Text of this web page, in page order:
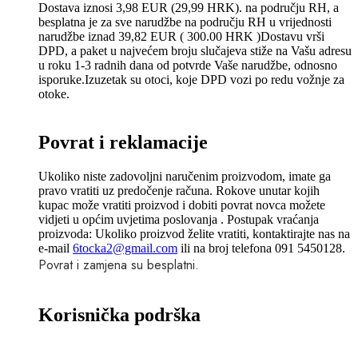
Dostava iznosi 3,98 EUR (29,99 HRK). na području RH, a
besplatna je za sve narudžbe na području RH u vrijednosti
narudžbe iznad 39,82 EUR ( 300.00 HRK )Dostavu vrši
DPD, a paket u najvećem broju slučajeva stiže na Vašu adresu
u roku 1-3 radnih dana od potvrde Vaše narudžbe, odnosno
isporuke.Izuzetak su otoci, koje DPD vozi po redu vožnje za
otoke.
Povrat i reklamacije
Ukoliko niste zadovoljni naručenim proizvodom, imate ga
pravo vratiti uz predočenje računa. Rokove unutar kojih
kupac može vratiti proizvod i dobiti povrat novca možete
vidjeti u općim uvjetima poslovanja . Postupak vraćanja
proizvoda: Ukoliko proizvod želite vratiti, kontaktirajte nas na
e-mail 6tocka2@gmail.com ili na broj telefona 091 5450128.
Povrat i zamjena su besplatni.
Korisnička podrška